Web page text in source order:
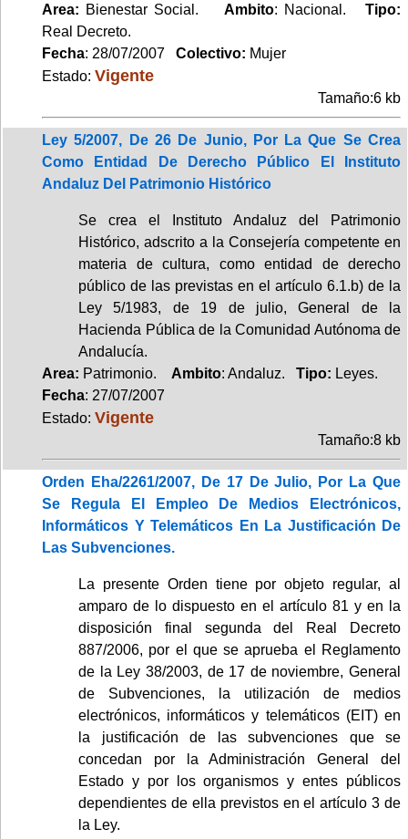
Area: Bienestar Social. Ambito: Nacional. Tipo:
Real Decreto.
Fecha: 28/07/2007 Colectivo: Mujer
Estado: Vigente
Tamaño:6 kb
Ley 5/2007, De 26 De Junio, Por La Que Se Crea
Como Entidad De Derecho Público El Instituto
Andaluz Del Patrimonio Histórico
Se crea el Instituto Andaluz del Patrimonio
Histórico, adscrito a la Consejería competente en
materia de cultura, como entidad de derecho
público de las previstas en el artículo 6.1.b) de la
Ley 5/1983, de 19 de julio, General de la
Hacienda Pública de la Comunidad Autónoma de
Andalucía.
Area: Patrimonio. Ambito: Andaluz. Tipo: Leyes.
Fecha: 27/07/2007
Estado: Vigente
Tamaño:8 kb
Orden Eha/2261/2007, De 17 De Julio, Por La Que
Se Regula El Empleo De Medios Electrónicos,
Informáticos Y Telemáticos En La Justificación De
Las Subvenciones.
La presente Orden tiene por objeto regular, al
amparo de lo dispuesto en el artículo 81 y en la
disposición final segunda del Real Decreto
887/2006, por el que se aprueba el Reglamento
de la Ley 38/2003, de 17 de noviembre, General
de Subvenciones, la utilización de medios
electrónicos, informáticos y telemáticos (EIT) en
la justificación de las subvenciones que se
concedan por la Administración General del
Estado y por los organismos y entes públicos
dependientes de ella previstos en el artículo 3 de
la Ley.